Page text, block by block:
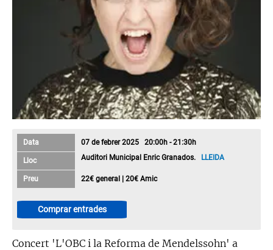
Data 07 de febrer 2025 20:00h - 21:30h
Lloc Auditori Municipal Enric Granados. LLEIDA
Preu 22€ general | 20€ Amic
Comprar entrades
Concert 'L'OBC i la Reforma de Mendelssohn' a